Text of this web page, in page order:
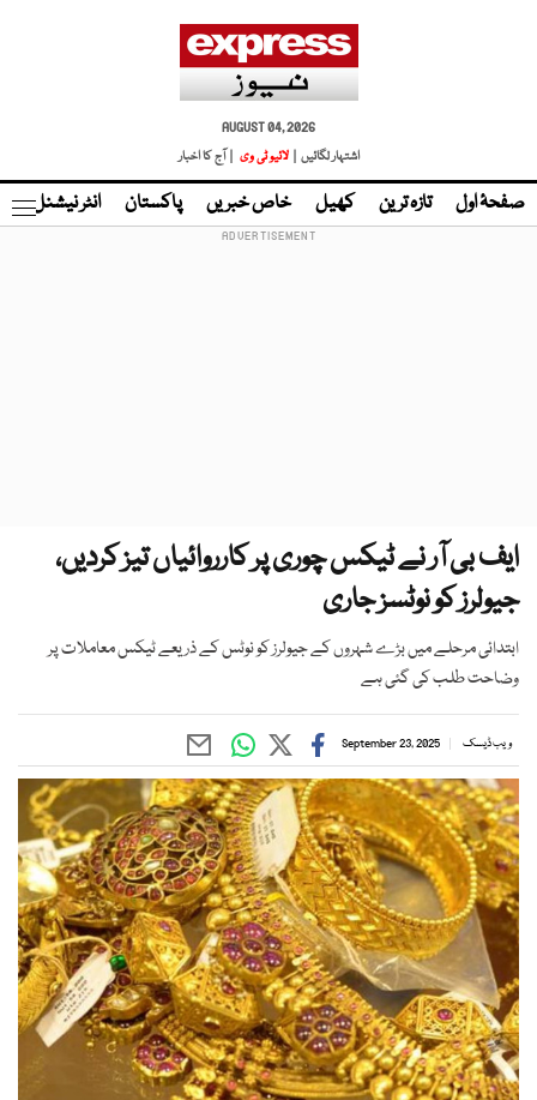
AUGUST 04, 2026
اشتہار لگائیں |
لائیو ٹی وی | آج کا اخبار
صفحۂ اول تازہ ترین کھیل خاص خبریں پاکستان انٹر نیشنل
ایف بی آر نے ٹیکس چوری پر کارروائیاں تیز کردیں،
جیولرز کو نوٹسز جاری
ابتدائی مرحلے میں بڑے شہروں کے جیولرز کو نوٹس کے ذریعے ٹیکس معاملات پر
وضاحت طلب کی گئی ہے
ویب ڈیسک September 23, 2025